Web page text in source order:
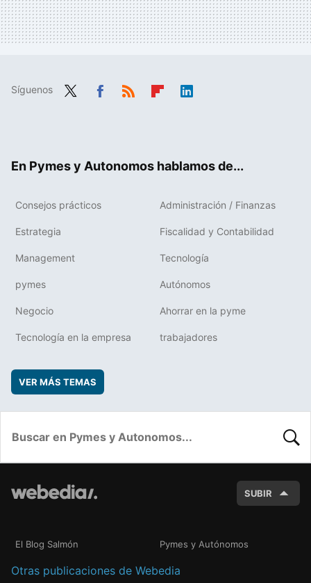
Síguenos
En Pymes y Autonomos hablamos de...
Consejos prácticos Administración / Finanzas
Estrategia Fiscalidad y Contabilidad
Management Tecnología
pymes Autónomos
Negocio Ahorrar en la pyme
Tecnología en la empresa trabajadores
VER MÁS TEMAS
SUBIR
El Blog Salmón Pymes y Autónomos
Otras publicaciones de Webedia